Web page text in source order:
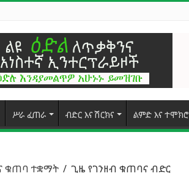
ሥራ ፈጠራ ብድር እና ሽርክና ልምድ እና ተሞክሮ
ቁጠባ ተቋማት / ጊዜ የገንዘብ ቁጠባና ብድር